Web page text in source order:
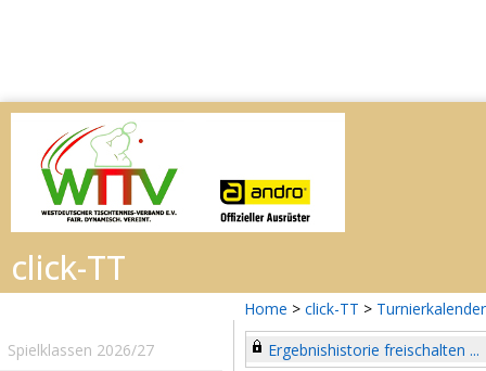
Home > click-TT > Turnierkalender
Spielklassen 2026/27
Ergebnishistorie freischalten ...